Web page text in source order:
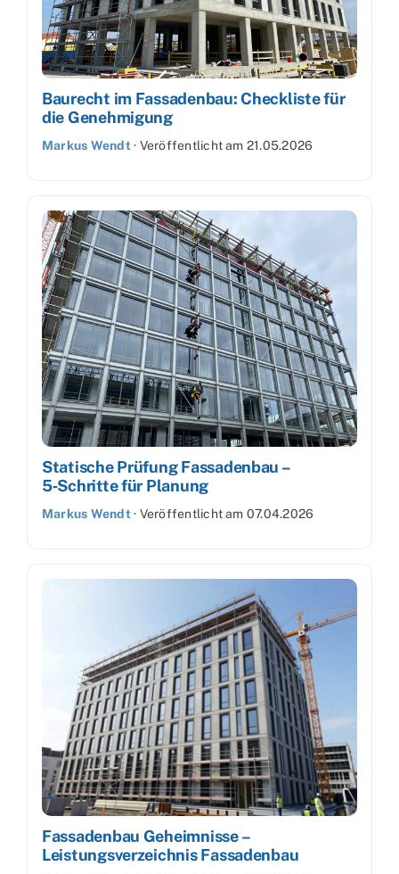
Baurecht im Fassadenbau: Checkliste für
die Genehmigung
Markus Wendt· Veröffentlicht am 21.05.2026
Statische Prüfung Fassadenbau –
5‑Schritte für Planung
Markus Wendt· Veröffentlicht am 07.04.2026
Fassadenbau Geheimnisse –
Leistungsverzeichnis Fassadenbau